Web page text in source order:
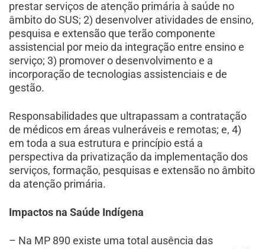
prestar serviços de atenção primária à saúde no
âmbito do SUS; 2) desenvolver atividades de ensino,
pesquisa e extensão que terão componente
assistencial por meio da integração entre ensino e
serviço; 3) promover o desenvolvimento e a
incorporação de tecnologias assistenciais e de
gestão.
Responsabilidades que ultrapassam a contratação
de médicos em áreas vulneráveis e remotas; e, 4)
em toda a sua estrutura e princípio está a
perspectiva da privatização da implementação dos
serviços, formação, pesquisas e extensão no âmbito
da atenção primária.
Impactos na Saúde Indígena
– Na MP 890 existe uma total ausência das